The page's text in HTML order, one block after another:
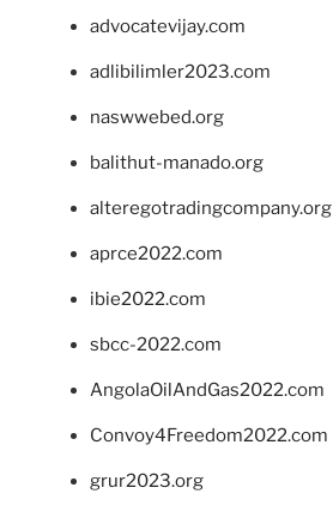
advocatevijay.com
adlibilimler2023.com
naswwebed.org
balithut-manado.org
alteregotradingcompany.org
aprce2022.com
ibie2022.com
sbcc-2022.com
AngolaOilAndGas2022.com
Convoy4Freedom2022.com
grur2023.org